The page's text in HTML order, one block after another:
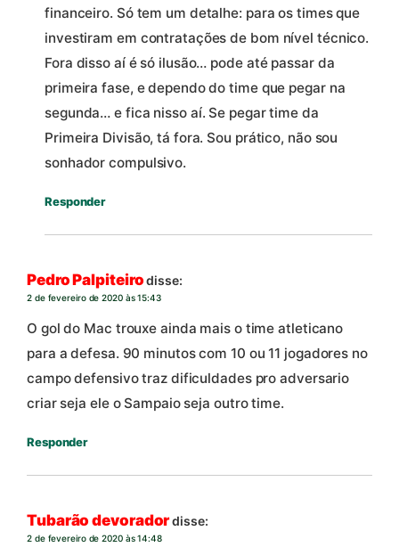
financeiro. Só tem um detalhe: para os times que
investiram em contratações de bom nível técnico.
Fora disso aí é só ilusão… pode até passar da
primeira fase, e dependo do time que pegar na
segunda… e fica nisso aí. Se pegar time da
Primeira Divisão, tá fora. Sou prático, não sou
sonhador compulsivo.
Responder
Pedro Palpiteirodisse:
2 de fevereiro de 2020 às 15:43
O gol do Mac trouxe ainda mais o time atleticano
para a defesa. 90 minutos com 10 ou 11 jogadores no
campo defensivo traz dificuldades pro adversario
criar seja ele o Sampaio seja outro time.
Responder
Tubarão devoradordisse:
2 de fevereiro de 2020 às 14:48